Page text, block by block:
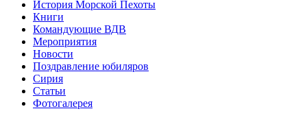
История Морской Пехоты
Книги
Командующие ВДВ
Мероприятия
Новости
Поздравление юбиляров
Сирия
Статьи
Фотогалерея